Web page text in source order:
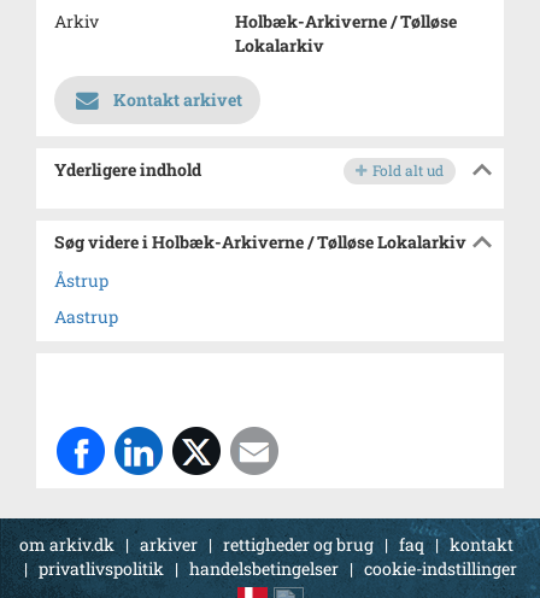
Arkiv
Holbæk-Arkiverne / Tølløse
Lokalarkiv
Kontakt arkivet
Yderligere indhold Fold alt ud
Søg videre i Holbæk-Arkiverne / Tølløse Lokalarkiv
Åstrup
Aastrup
om arkiv.dk | arkiver | rettigheder og brug | faq | kontakt
|privatlivspolitik | handelsbetingelser | cookie-indstillinger